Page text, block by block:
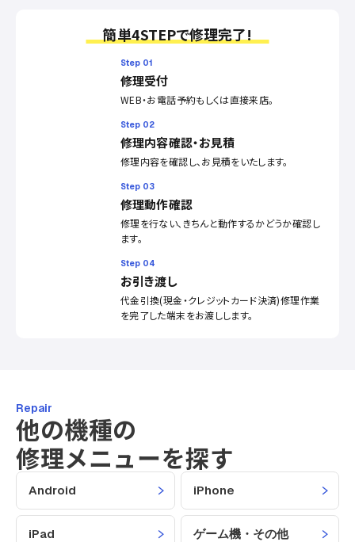
簡単4STEPで修理完了!
Step 01
修理受付
WEB・お電話予約もしくは直接来店。
Step 02
修理内容確認・お見積
修理内容を確認し、お見積をいたします。
Step 03
修理動作確認
修理を行ない、きちんと動作するかどうか確認し
ます。
Step 04
お引き渡し
代金引換(現金・クレジットカード決済)修理作業
を完了した端末をお渡しします。
Repair
他の機種の
修理メニューを探す
Android iPhone
iPad ゲーム機・その他